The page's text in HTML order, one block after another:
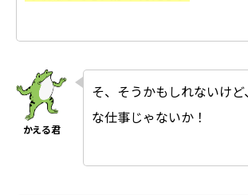
そ、そうかもしれないけ
な仕事じゃないか！